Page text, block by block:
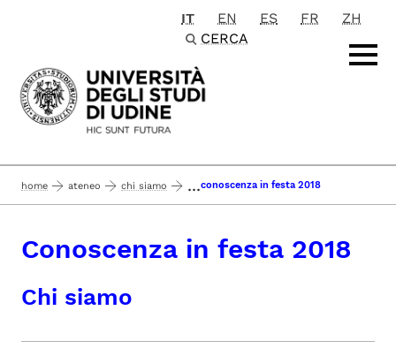
Passa al contenuto principale
IT EN ES FR
ZH
CERCA
home ateneo chi siamo ...conoscenza in festa 2018
Conoscenza in festa 2018
Chi siamo